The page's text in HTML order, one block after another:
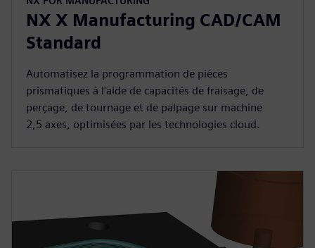
NX X Manufacturing CAD/CAM
Standard
Automatisez la programmation de pièces
prismatiques à l'aide de capacités de fraisage, de
perçage, de tournage et de palpage sur machine
2,5 axes, optimisées par les technologies cloud.